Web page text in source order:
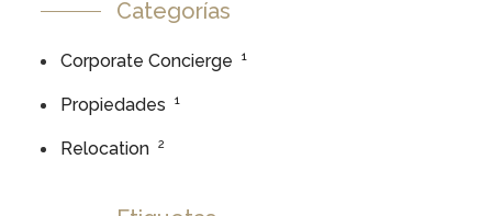
Categorías
Corporate Concierge 1
Propiedades 1
Relocation 2